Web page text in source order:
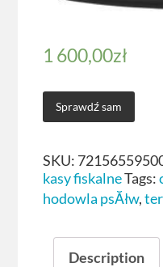
1 600,00zł
Sprawdź sam
SKU:
kasy fiskalneTags:
hodowla psĂłw,
Description